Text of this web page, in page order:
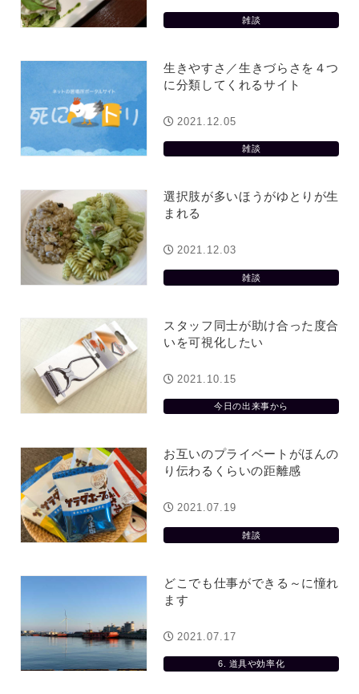
雑談
生きやすさ／生きづらさを４つ
に分類してくれるサイト
雑談
2021.12.05
選択肢が多いほうがゆとりが生
まれる
雑談
2021.12.03
スタッフ同士が助け合った度合
いを可視化したい
今日の出来事から
2021.10.15
お互いのプライベートがほんの
り伝わるくらいの距離感
雑談
2021.07.19
どこでも仕事ができる～に憧れ
ます
6. 道具や効率化
2021.07.17